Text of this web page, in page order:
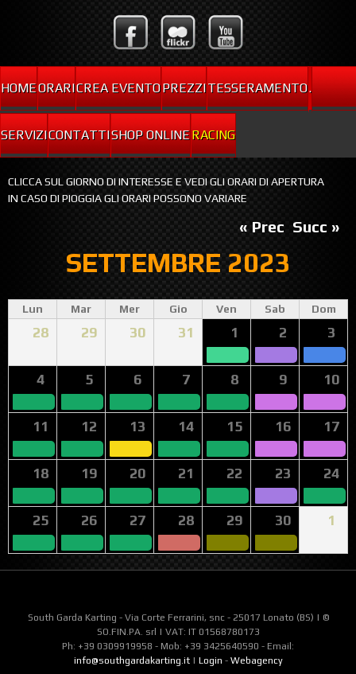
HOMEORARICREA EVENTOPREZZITESSERAMENTO.
SERVIZICONTATTISHOP ONLINERACING
CLICCA SUL GIORNO DI INTERESSE E VEDI GLI ORARI DI APERTURA
IN CASO DI PIOGGIA GLI ORARI POSSONO VARIARE
SETTEMBRE 2023
« Prec Succ »
Lun Mar Mer Gio Ven Sab Dom
28 29 30 31 1 2 3
4 5 6 7 8 9 10
11 12 13 14 15 16 17
18 19 20 21 22 23 24
25 26 27 28 29 30 1
South Garda Karting - Via Corte Ferrarini, snc - 25017 Lonato (BS) | ©
SO.FIN.PA. srl | VAT: IT 01568780173
Ph: +39 0309919958 - Mob: +39 3425640590 - Email:
info@southgardakarting.it| Login - Webagency